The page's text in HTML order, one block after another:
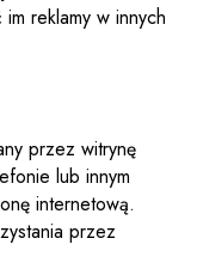
reklamy w innych
przez witrynę
lub innym
internetową.
przez